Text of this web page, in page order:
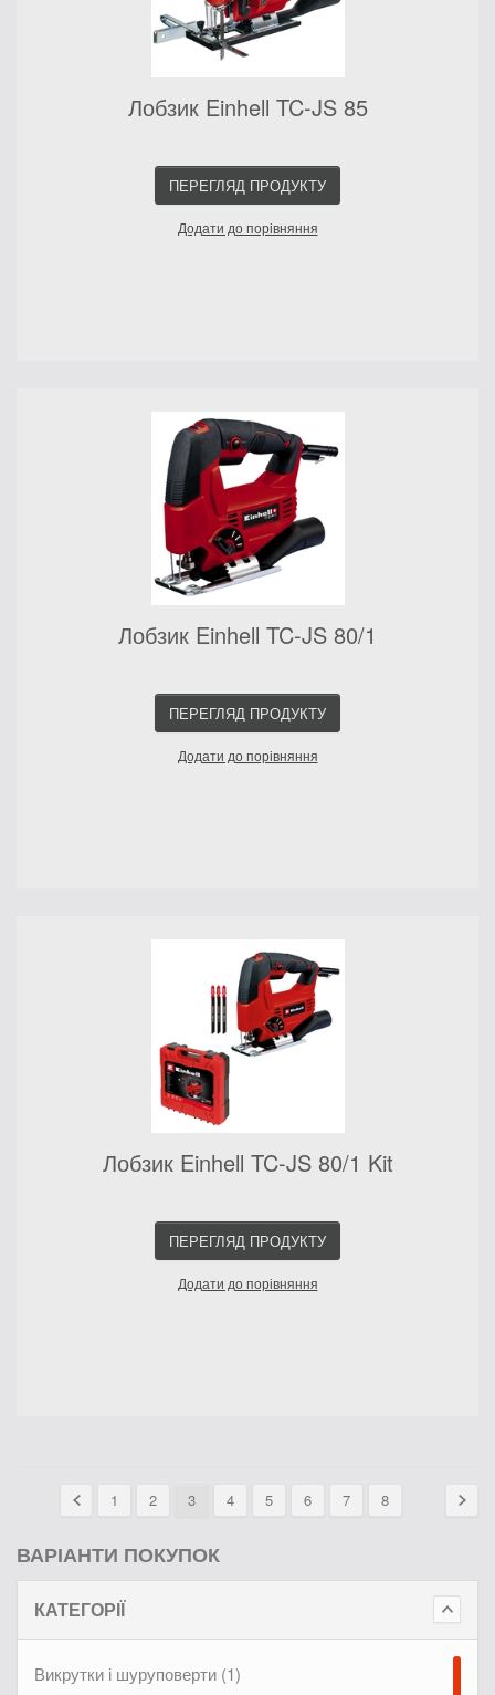
Лобзик Einhell TC-JS 85
ПЕРЕГЛЯД ПРОДУКТУ
Додати до порівняння
Лобзик Einhell TC-JS 80/1
ПЕРЕГЛЯД ПРОДУКТУ
Додати до порівняння
Лобзик Einhell TC-JS 80/1 Kit
ПЕРЕГЛЯД ПРОДУКТУ
Додати до порівняння
1 2 3 4 5 6 7 8
ВАРІАНТИ ПОКУПОК
КАТЕГОРІЇ
Викрутки і шуруповерти (1)